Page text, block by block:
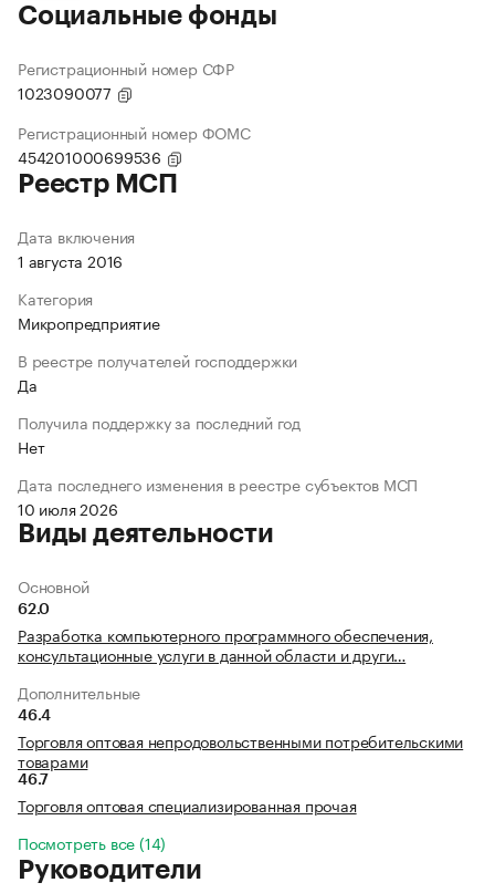
Социальные фонды
Регистрационный номер СФР
1023090077
Регистрационный номер ФОМС
454201000699536
Реестр МСП
Дата включения
1 августа 2016
Категория
Микропредприятие
В реестре получателей господдержки
Да
Получила поддержку за последний год
Нет
Дата последнего изменения в реестре субъектов МСП
10 июля 2026
Виды деятельности
Основной
62.0
Разработка компьютерного программного обеспечения,
консультационные услуги в данной области и други…
Дополнительные
46.4
Торговля оптовая непродовольственными потребительскими
товарами
46.7
Торговля оптовая специализированная прочая
Посмотреть все (14)
Руководители